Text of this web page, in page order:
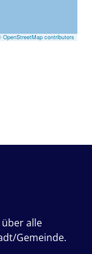
OpenStreetMap contributors
alle
Gemeinde.